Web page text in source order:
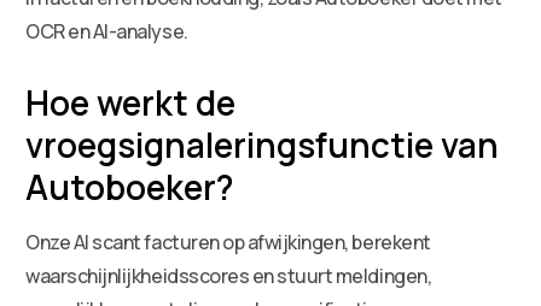
OCR en AI-analyse.
Hoe werkt de
vroegsignaleringsfunctie van
Autoboeker?
Onze AI scant facturen op afwijkingen, berekent
waarschijnlijkheidsscores en stuurt meldingen,